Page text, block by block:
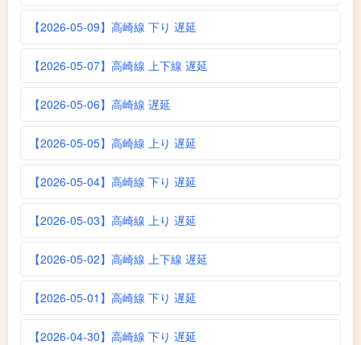
【2026-05-09】高崎線 下り 遅延
【2026-05-07】高崎線 上下線 遅延
【2026-05-06】高崎線 遅延
【2026-05-05】高崎線 上り 遅延
【2026-05-04】高崎線 下り 遅延
【2026-05-03】高崎線 上り 遅延
【2026-05-02】高崎線 上下線 遅延
【2026-05-01】高崎線 下り 遅延
【2026-04-30】高崎線 下り 遅延